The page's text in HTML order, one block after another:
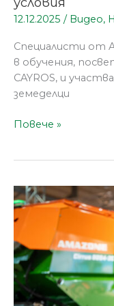
12.12.2025 / Видео,
Специалисти от
в обучения,
CAYROS, и
земеделци
Повече »
AMAZONE
на
Агритехника:
Иновации,
които
задават
нови
стандарти